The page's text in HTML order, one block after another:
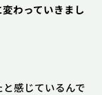
わっていきまし
感じているんで